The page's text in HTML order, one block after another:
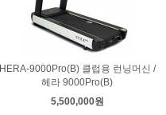
HERA-9000Pro(B) 클럽용 런닝머신 /
헤라 9000Pro(B)
5,500,000원